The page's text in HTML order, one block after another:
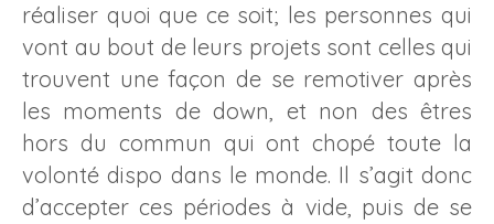
réaliser quoi que ce soit; les personnes qui
vont au bout de leurs projets sont celles qui
trouvent une façon de se remotiver après
les moments de down, et non des êtres
hors du commun qui ont chopé toute la
volonté dispo dans le monde. Il s’agit donc
d’accepter ces périodes à vide, puis de se